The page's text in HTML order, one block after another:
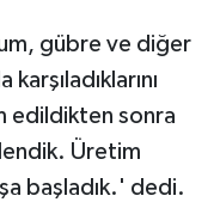
gübre ve diğer
edildikten sonra
Üretim
başladık.' dedi.